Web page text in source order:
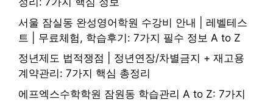
서울 잠실동 완성영어학원 수강비 안내 | 레벨테스
트 | 무료체험, 학습후기: 7가지 필수 정보 A to Z
정년제도 법적쟁점 | 정년연장/차별금지 + 재고용
계약관리: 7가지 핵심 총정리
에프엑스수학학원 잠원동 학습관리 A to Z: 7가지